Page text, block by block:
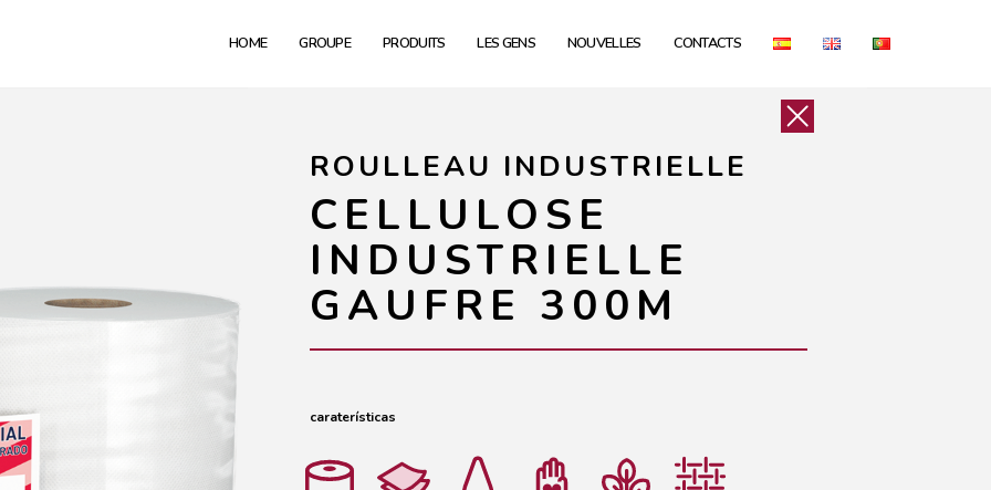
HOME GROUPE PRODUITS LES GENS NOUVELLES CONTACTS
ROULLEAU INDUSTRIELLE
CELLULOSE
INDUSTRIELLE
GAUFRE 300M
caraterísticas